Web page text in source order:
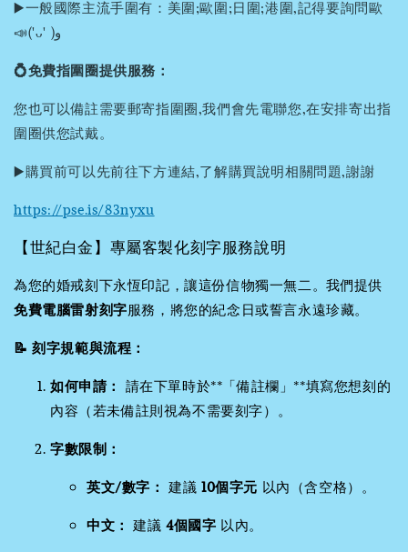
▶️一般國際主流手圍有：美圍;歐圍;日圍;港圍,記得要詢問歐
📣('ᴗ' )و
💍免費指圍圈提供服務：
您也可以備註需要郵寄指圍圈,我們會先電聯您,在安排寄出指
圍圈供您試戴。
▶️購買前可以先前往下方連結,了解購買說明相關問題,謝謝
https://pse.is/83nyxu
【世紀白金】專屬客製化刻字服務說明
為您的婚戒刻下永恆印記，讓這份信物獨一無二。我們提供
免費電腦雷射刻字服務，將您的紀念日或誓言永遠珍藏。
📝 刻字規範與流程：
如何申請： 請在下單時於**「備註欄」**填寫您想刻的
內容（若未備註則視為不需要刻字）。
字數限制：
英文/數字： 建議10個字元 以內（含空格）。
中文： 建議4個國字 以內。